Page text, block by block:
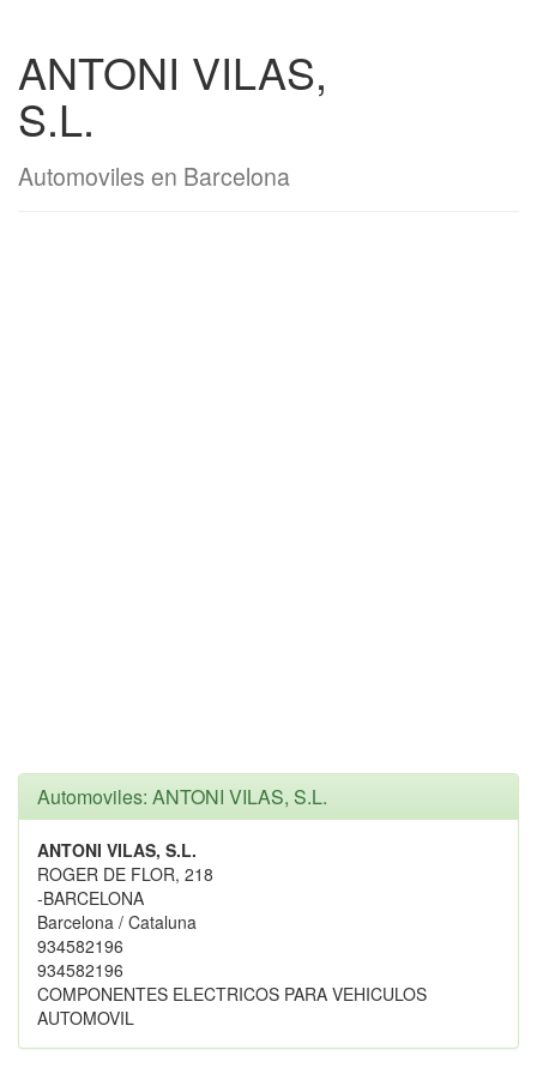
ANTONI VILAS,
S.L.
Automoviles en Barcelona
Automoviles: ANTONI VILAS, S.L.
ANTONI VILAS, S.L.
ROGER DE FLOR, 218
-BARCELONA
Barcelona / Cataluna
934582196
934582196
COMPONENTES ELECTRICOS PARA VEHICULOS
AUTOMOVIL